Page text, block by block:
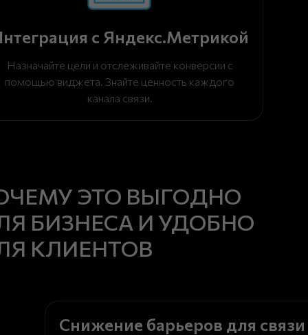
с Яндекс.Метрикой
Назначайте цели и отслеживайте конверсии c
помощью виджета. Знайте ценность каждого
канала связи.
ЭТО ВЫГОДНО
БИЗНЕСА И УДОБНО
КЛИЕНТОВ
Снижение барьеров для связи